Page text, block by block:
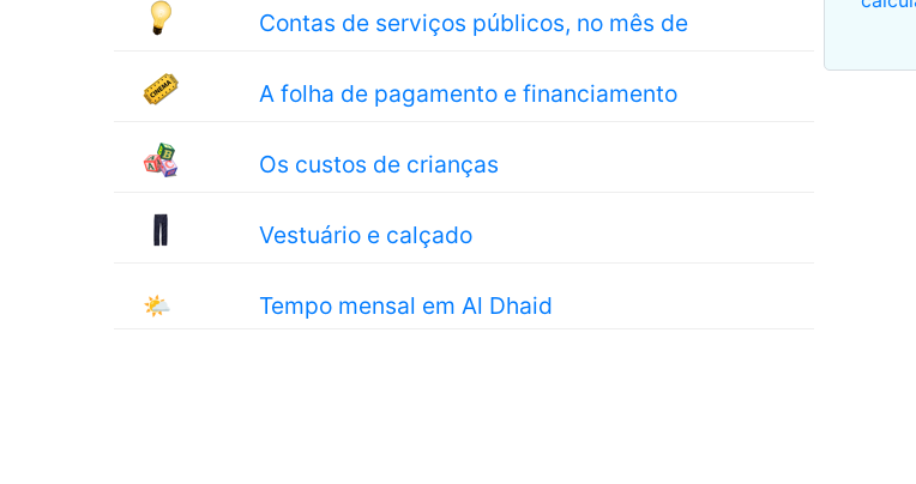
Contas de serviços públicos, no mês de
A folha de pagamento e financiamento
Os custos de crianças
Vestuário e calçado
🌤 Tempo mensal em Al Dhaid